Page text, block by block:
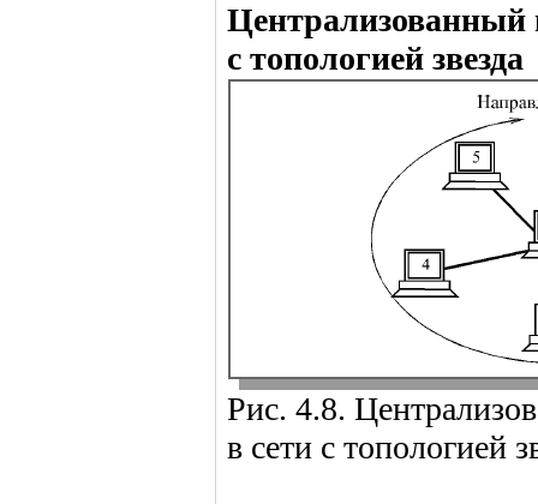
Централизованный
с топологией звезда
Рис. 4.8.
в сети с топологией